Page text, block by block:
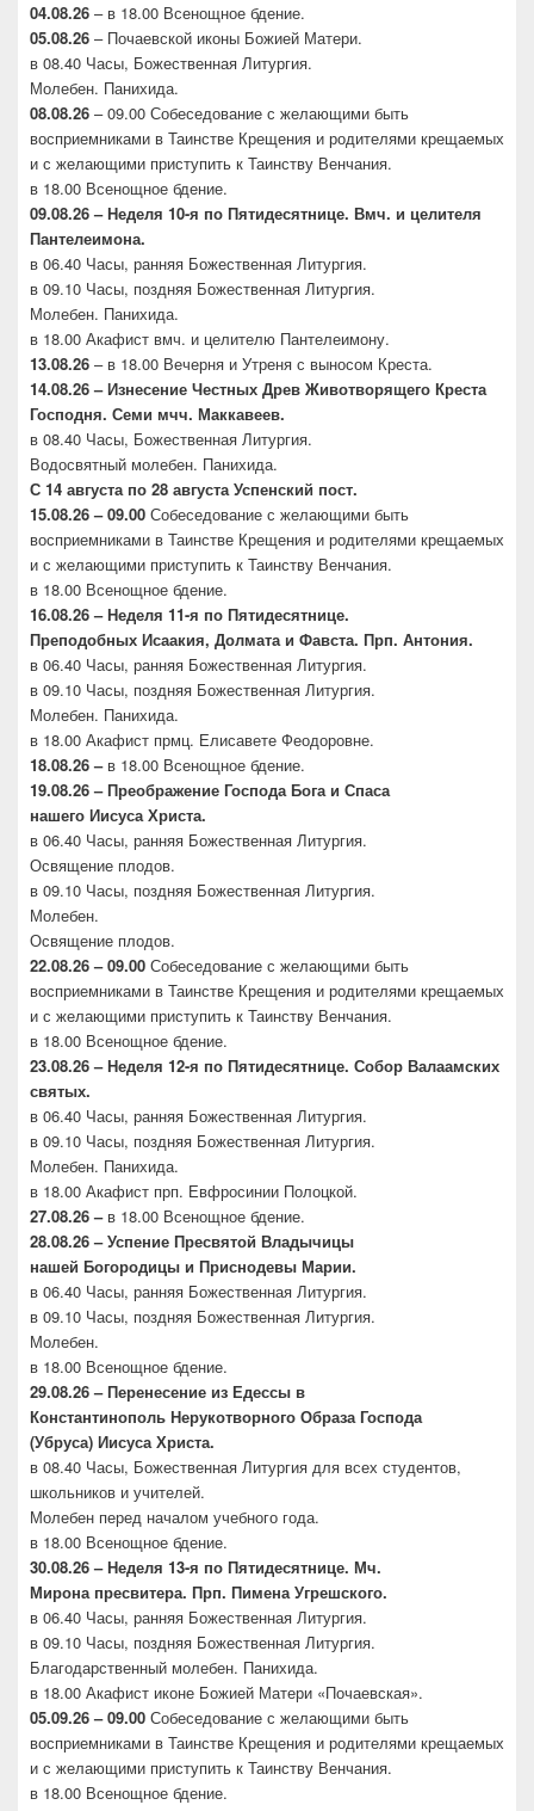
04.08.26 – в 18.00 Всенощное бдение.
05.08.26 – Почаевской иконы Божией Матери.
в 08.40 Часы, Божественная Литургия.
Молебен. Панихида.
08.08.26 – 09.00 Собеседование с желающими быть
восприемниками в Таинстве Крещения и родителями крещаемых
и с желающими приступить к Таинству Венчания.
в 18.00 Всенощное бдение.
09.08.26 – Неделя 10-я по Пятидесятнице. Вмч. и целителя
Пантелеимона.
в 06.40 Часы, ранняя Божественная Литургия.
в 09.10 Часы, поздняя Божественная Литургия.
Молебен. Панихида.
в 18.00 Акафист вмч. и целителю Пантелеимону.
13.08.26 – в 18.00 Вечерня и Утреня с выносом Креста.
14.08.26 – Изнесение Честных Древ Животворящего Креста
Господня. Семи мчч. Маккавеев.
в 08.40 Часы, Божественная Литургия.
Водосвятный молебен. Панихида.
С 14 августа по 28 августа Успенский пост.
15.08.26 – 09.00 Собеседование с желающими быть
восприемниками в Таинстве Крещения и родителями крещаемых
и с желающими приступить к Таинству Венчания.
в 18.00 Всенощное бдение.
16.08.26 – Неделя 11-я по Пятидесятнице.
Преподобных Исаакия, Долмата и Фавста. Прп. Антония.
в 06.40 Часы, ранняя Божественная Литургия.
в 09.10 Часы, поздняя Божественная Литургия.
Молебен. Панихида.
в 18.00 Акафист прмц. Елисавете Феодоровне.
18.08.26 –в 18.00 Всенощное бдение.
19.08.26 – Преображение Господа Бога и Спаса
нашего Иисуса Христа.
в 06.40 Часы, ранняя Божественная Литургия.
Освящение плодов.
в 09.10 Часы, поздняя Божественная Литургия.
Молебен.
Освящение плодов.
22.08.26 – 09.00 Собеседование с желающими быть
восприемниками в Таинстве Крещения и родителями крещаемых
и с желающими приступить к Таинству Венчания.
в 18.00 Всенощное бдение.
23.08.26 – Неделя 12-я по Пятидесятнице. Собор Валаамских
святых.
в 06.40 Часы, ранняя Божественная Литургия.
в 09.10 Часы, поздняя Божественная Литургия.
Молебен. Панихида.
в 18.00 Акафист прп. Евфросинии Полоцкой.
27.08.26 –в 18.00 Всенощное бдение.
28.08.26 – Успение Пресвятой Владычицы
нашей Богородицы и Приснодевы Марии.
в 06.40 Часы, ранняя Божественная Литургия.
в 09.10 Часы, поздняя Божественная Литургия.
Молебен.
в 18.00 Всенощное бдение.
29.08.26 – Перенесение из Едессы в
Константинополь Нерукотворного Образа Господа
(Убруса) Иисуса Христа.
в 08.40 Часы, Божественная Литургия для всех студентов,
школьников и учителей.
Молебен перед началом учебного года.
в 18.00 Всенощное бдение.
30.08.26 – Неделя 13-я по Пятидесятнице. Мч.
Мирона пресвитера. Прп. Пимена Угрешского.
в 06.40 Часы, ранняя Божественная Литургия.
в 09.10 Часы, поздняя Божественная Литургия.
Благодарственный молебен. Панихида.
в 18.00 Акафист иконе Божией Матери «Почаевская».
05.09.26 – 09.00 Собеседование с желающими быть
восприемниками в Таинстве Крещения и родителями крещаемых
и с желающими приступить к Таинству Венчания.
в 18.00 Всенощное бдение.